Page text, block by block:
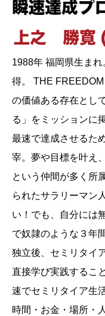
1988年 福岡県生ま
得。 THE
の価値ある存在とし
る」をミッションに
最速で達成させるた
宰。夢や目標を叶え
という仲間が多く所
られたサラリーマン
い！でも、自分には
で奴隷のような３年
独立後、セミリタイ
直接学び実践するこ
速でセミリタイア生
時間・お金・場所・